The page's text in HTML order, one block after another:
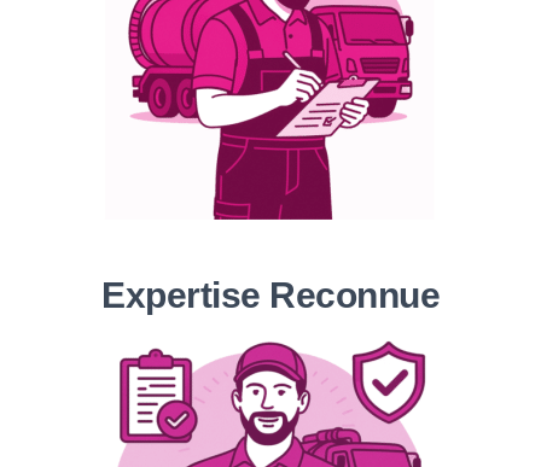
Expertise Reconnue